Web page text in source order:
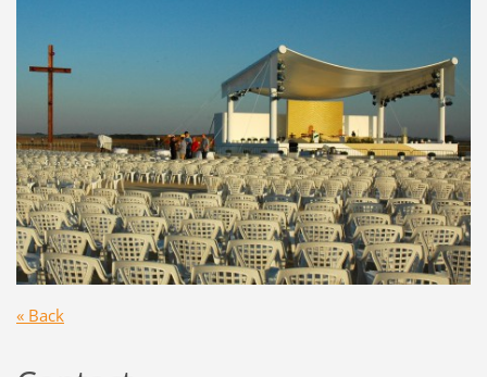
« Back